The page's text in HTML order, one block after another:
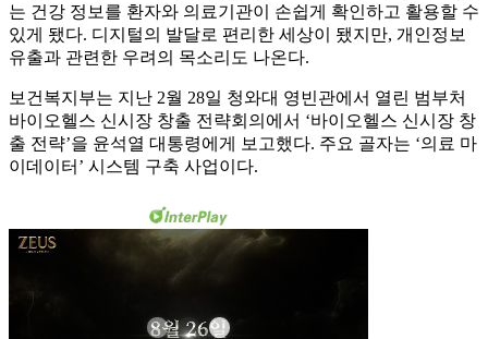
는 건강 정보를 환자와 의료기관이 손쉽게 확인하고 활용할 수
있게 됐다. 디지털의 발달로 편리한 세상이 됐지만, 개인정보
유출과 관련한 우려의 목소리도 나온다.
보건복지부는 지난 2월 28일 청와대 영빈관에서 열린 범부처
바이오헬스 신시장 창출 전략회의에서 ‘바이오헬스 신시장 창
출 전략’을 윤석열 대통령에게 보고했다. 주요 골자는 ‘의료 마
이데이터’ 시스템 구축 사업이다.